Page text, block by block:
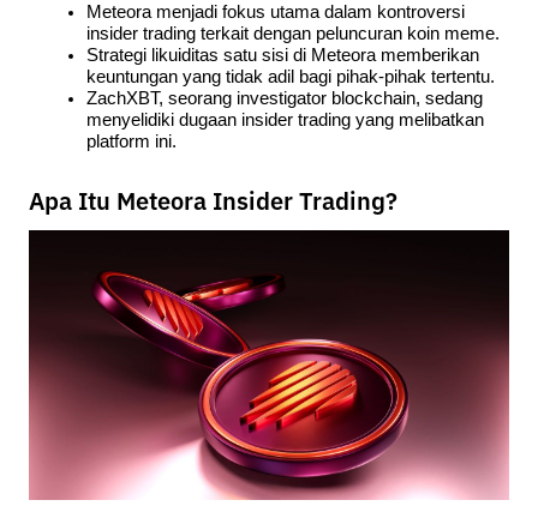
Meteora menjadi fokus utama dalam kontroversi
insider trading terkait dengan peluncuran koin meme.
Strategi likuiditas satu sisi di Meteora memberikan
keuntungan yang tidak adil bagi pihak-pihak tertentu.
ZachXBT, seorang investigator blockchain, sedang
menyelidiki dugaan insider trading yang melibatkan
platform ini.
Apa Itu Meteora Insider Trading?